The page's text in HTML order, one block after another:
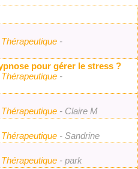
-
pour gérer le stress ?
-
- Claire M
- Sandrine
- park